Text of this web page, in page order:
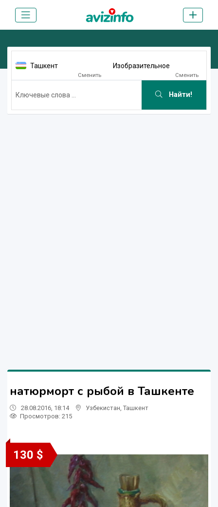
Ташкент
Сменить
Изобразительное
Сменить
Найти!
натюрморт с рыбой в Ташкенте
28.08.2016, 18:14 Узбекистан Ташкент
Просмотров: 215
130 $